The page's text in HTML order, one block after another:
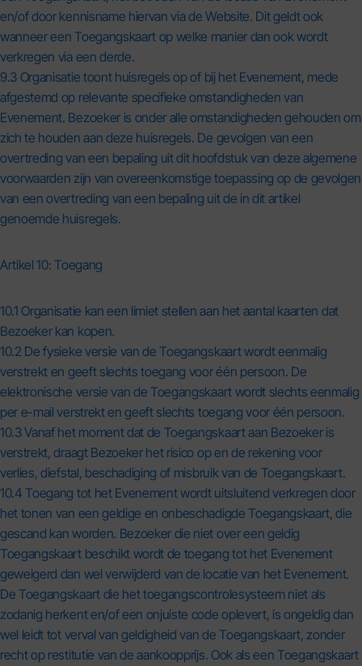
en/of door kennisname hiervan via de Website. Dit geldt ook
wanneer een Toegangskaart op welke manier dan ook wordt
verkregen via een derde.
9.3 Organisatie toont huisregels op of bij het Evenement, mede
afgestemd op relevante specifieke omstandigheden van
Evenement. Bezoeker is onder alle omstandigheden gehouden om
zich te houden aan deze huisregels. De gevolgen van een
overtreding van een bepaling uit dit hoofdstuk van deze algemene
voorwaarden zijn van overeenkomstige toepassing op de gevolgen
van een overtreding van een bepaling uit de in dit artikel
genoemde huisregels.
Artikel 10: Toegang
10.1 Organisatie kan een limiet stellen aan het aantal kaarten dat
Bezoeker kan kopen.
10.2 De fysieke versie van de Toegangskaart wordt eenmalig
verstrekt en geeft slechts toegang voor één persoon. De
elektronische versie van de Toegangskaart wordt slechts eenmalig
per e-mail verstrekt en geeft slechts toegang voor één persoon.
10.3 Vanaf het moment dat de Toegangskaart aan Bezoeker is
verstrekt, draagt Bezoeker het risico op en de rekening voor
verlies, diefstal, beschadiging of misbruik van de Toegangskaart.
10.4 Toegang tot het Evenement wordt uitsluitend verkregen door
het tonen van een geldige en onbeschadigde Toegangskaart, die
gescand kan worden. Bezoeker die niet over een geldig
Toegangskaart beschikt wordt de toegang tot het Evenement
geweigerd dan wel verwijderd van de locatie van het Evenement.
De Toegangskaart die het toegangscontrolesysteem niet als
zodanig herkent en/of een onjuiste code oplevert, is ongeldig dan
wel leidt tot verval van geldigheid van de Toegangskaart, zonder
recht op restitutie van de aankoopprijs. Ook als een Toegangskaart